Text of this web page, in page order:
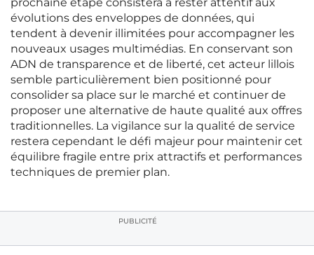
prochaine étape consistera à rester attentif aux
évolutions des enveloppes de données, qui
tendent à devenir illimitées pour accompagner les
nouveaux usages multimédias. En conservant son
ADN de transparence et de liberté, cet acteur lillois
semble particulièrement bien positionné pour
consolider sa place sur le marché et continuer de
proposer une alternative de haute qualité aux offres
traditionnelles. La vigilance sur la qualité de service
restera cependant le défi majeur pour maintenir cet
équilibre fragile entre prix attractifs et performances
techniques de premier plan.
PUBLICITÉ